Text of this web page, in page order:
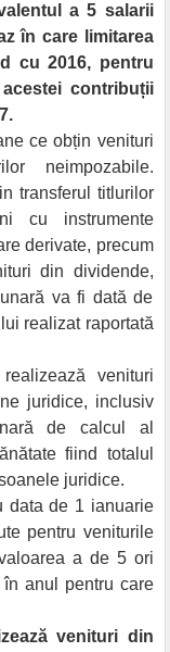
a 5 salarii
în care limitarea
cu 2016, pentru
contribuții
ce obțin venituri
neimpozabile.
transferul titlurilor
cu instrumente
derivate, precum
din dividende,
va fi dată de
realizat raportată
venituri
juridice, inclusiv
de calcul al
fiind totalul
juridice.
data de 1 ianuarie
pentru veniturile
a de 5 ori
anul pentru care
venituri din